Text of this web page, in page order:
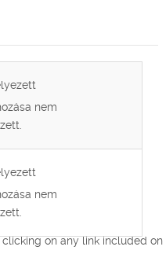
on any link included on
nem
nem